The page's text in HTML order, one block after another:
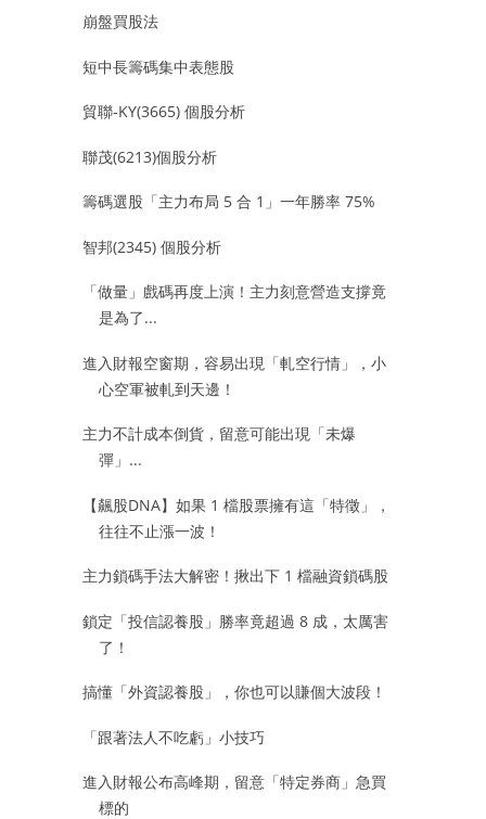
崩盤買股法
短中長籌碼集中表態股
貿聯-KY(3665) 個股分析
聯茂(6213)個股分析
籌碼選股「主力布局 5 合 1」一年勝率 75%
智邦(2345) 個股分析
「做量」戲碼再度上演！主力刻意營造支撐竟
是為了...
進入財報空窗期，容易出現「軋空行情」，小
心空軍被軋到天邊！
主力不計成本倒貨，留意可能出現「未爆
彈」...
【飆股DNA】如果 1 檔股票擁有這「特徵」，
往往不止漲一波！
主力鎖碼手法大解密！揪出下 1 檔融資鎖碼股
鎖定「投信認養股」勝率竟超過 8 成，太厲害
了！
搞懂「外資認養股」，你也可以賺個大波段！
「跟著法人不吃虧」小技巧
進入財報公布高峰期，留意「特定券商」急買
標的